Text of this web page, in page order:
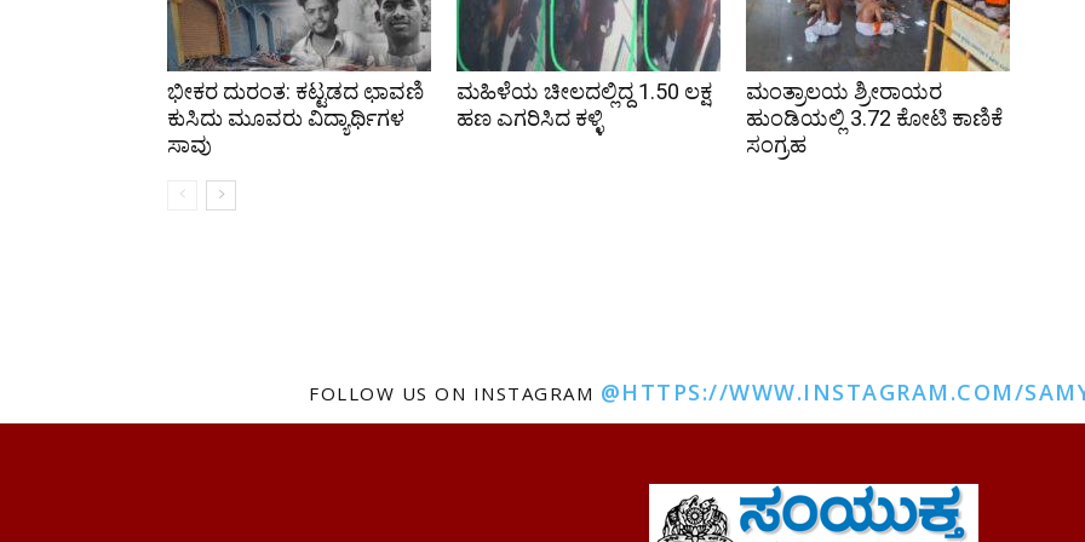
ಭೀಕರ ದುರಂತ: ಕಟ್ಟಡದ ಛಾವಣಿ
ಕುಸಿದು ಮೂವರು ವಿದ್ಯಾರ್ಥಿಗಳ
ಸಾವು
ಮಹಿಳೆಯ ಚೀಲದಲ್ಲಿದ್ದ 1.50 ಲಕ್ಷ
ಹಣ ಎಗರಿಸಿದ ಕಳ್ಳಿ
ಮಂತ್ರಾಲಯ ಶ್ರೀರಾಯರ
ಹುಂಡಿಯಲ್ಲಿ 3.72 ಕೋಟಿ ಕಾಣಿಕೆ
ಸಂಗ್ರಹ
FOLLOW US ON INSTAGRAM @HTTPS://WWW.INSTAGRAM.COM/